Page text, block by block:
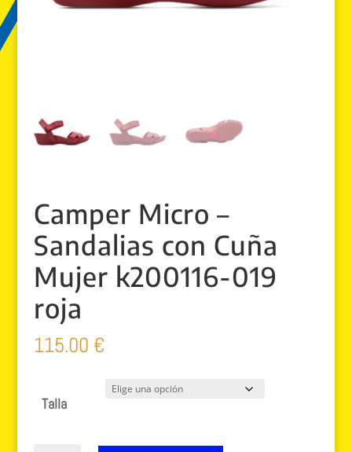
Camper Micro –
Sandalias con Cuña
Mujer k200116-019
roja
115.00 €
Talla